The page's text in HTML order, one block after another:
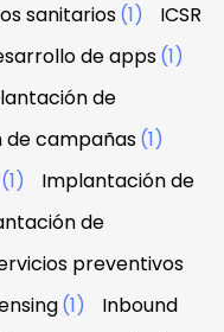
sanitarios(1)
ICSR
de apps(1)
de
campañas(1)
(1)
Implantación de
de
preventivos
(1)
Inbound